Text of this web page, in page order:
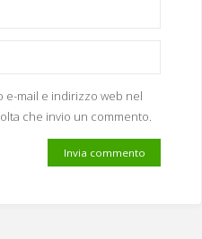
e-mail e indirizzo web nel
che invio un commento.